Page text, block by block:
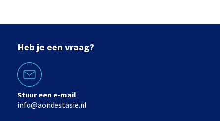
Heb je een vraag?
Stuur een e-mail
info@aondestasie.nl